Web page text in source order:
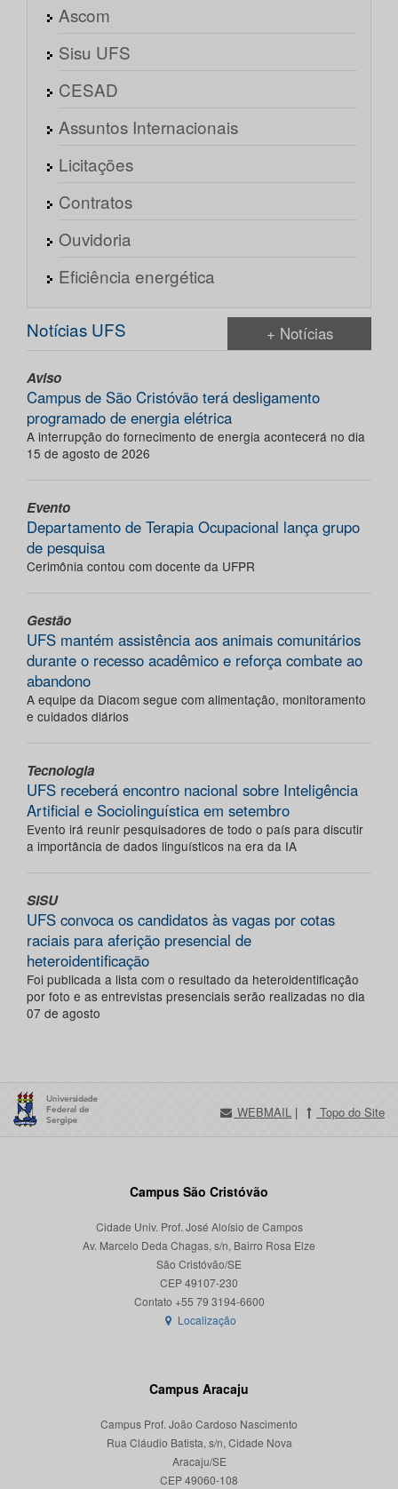
Ascom
Sisu UFS
CESAD
Assuntos Internacionais
Licitações
Contratos
Ouvidoria
Eficiência energética
Notícias UFS + Notícias
Aviso
Campus de São Cristóvão terá desligamento
programado de energia elétrica
A interrupção do fornecimento de energia acontecerá no dia
15 de agosto de 2026
Evento
Departamento de Terapia Ocupacional lança grupo
de pesquisa
Cerimônia contou com docente da UFPR
Gestão
UFS mantém assistência aos animais comunitários
durante o recesso acadêmico e reforça combate ao
abandono
A equipe da Diacom segue com alimentação, monitoramento
e cuidados diários
Tecnologia
UFS receberá encontro nacional sobre Inteligência
Artificial e Sociolinguística em setembro
Evento irá reunir pesquisadores de todo o país para discutir
a importância de dados linguísticos na era da IA
SISU
UFS convoca os candidatos às vagas por cotas
raciais para aferição presencial de
heteroidentificação
Foi publicada a lista com o resultado da heteroidentificação
por foto e as entrevistas presenciais serão realizadas no dia
07 de agosto
WEBMAIL | Topo do Site
Campus São Cristóvão
Cidade Univ. Prof. José Aloísio de Campos
Av. Marcelo Deda Chagas, s/n, Bairro Rosa Elze
São Cristóvão/SE
CEP 49107-230
Localização
Campus Aracaju
Campus Prof. João Cardoso Nascimento
Rua Cláudio Batista, s/n, Cidade Nova
Aracaju/SE
CEP 49060-108